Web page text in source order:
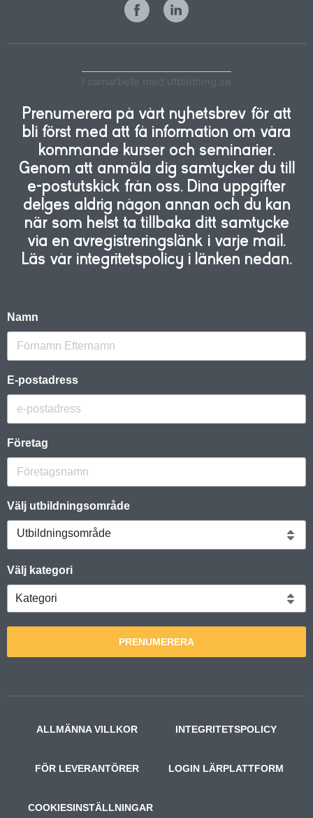
I samarbete med utbildning.se
Prenumerera på vårt nyhetsbrev för att
bli först med att få information om våra
kommande kurser och seminarier.
Genom att anmäla dig samtycker du till
e-postutskick från oss. Dina uppgifter
delges aldrig någon annan och du kan
när som helst ta tillbaka ditt samtycke
via en avregistreringslänk i varje mail.
Läs vår integritetspolicy i länken nedan.
Namn
E-postadress
Företag
Välj utbildningsområde
Utbildningsområde
Välj kategori
PRENUMERERA
ALLMÄNNA VILLKOR INTEGRITETSPOLICY
FÖR LEVERANTÖRER LOGIN LÄRPLATTFORM
COOKIESINSTÄLLNINGAR